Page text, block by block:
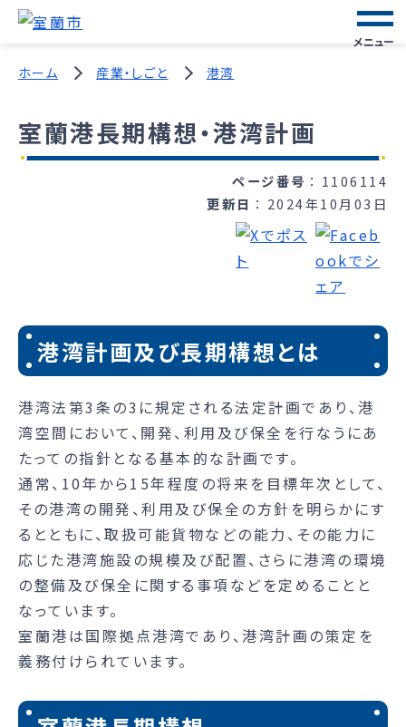
メニュー
ホーム 産業・しごと 港湾
室蘭港長期構想・港湾計画
ページ番号
1106114
更新日
2024年10月03日
港湾計画及び長期構想とは
港湾法第3条の3に規定される法定計画であり、港
湾空間において、開発、利用及び保全を行なうにあ
たっての指針となる基本的な計画です。
通常、10年から15年程度の将来を目標年次として、
その港湾の開発、利用及び保全の方針を明らかにす
るとともに、取扱可能貨物などの能力、その能力に
応じた港湾施設の規模及び配置、さらに港湾の環境
の整備及び保全に関する事項などを定めることと
なっています。
室蘭港は国際拠点港湾であり、港湾計画の策定を
義務付けられています。